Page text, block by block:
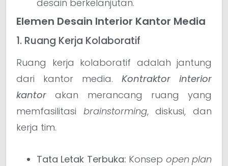
desain berkelanjutan.
Elemen Desain Interior Kantor Media
1. Ruang Kerja Kolaboratif
Ruang kerja kolaboratif adalah jantung
dari kantor media. Kontraktor interior
kantor akan merancang ruang yang
memfasilitasi brainstorming, diskusi, dan
kerja tim.
Tata Letak Terbuka: Konsep open plan